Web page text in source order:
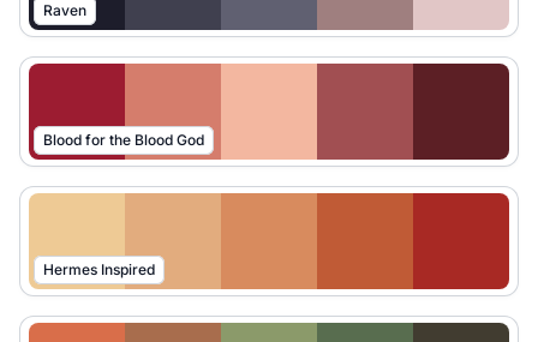
Raven
Blood for the Blood God
Hermes Inspired